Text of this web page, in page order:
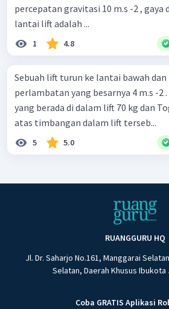
percepatan gravitasi 10 m.s -2 , gaya
lantai lift adalah ...
1 4.8
Sebuah lift turun ke lantai bawah
perlambatan yang besarnya 4 m.s -2
yang berada di dalam lift 70 kg dan
atas timbangan dalam lift terseb...
5 5.0
RUANGGURU HQ
Jl. Dr. Saharjo No.161, Manggarai
Selatan, Daerah Khusus Ibukota
Coba GRATIS Aplikasi